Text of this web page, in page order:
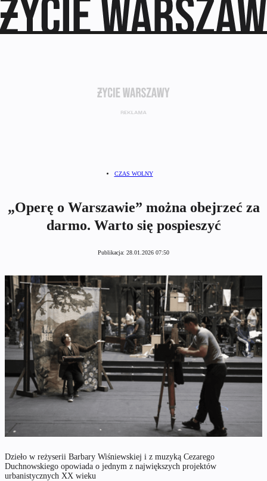
CZAS WOLNY
„Operę o Warszawie” można obejrzeć za
darmo. Warto się pospieszyć
Publikacja: 28.01.2026 07:50
Dzieło w reżyserii Barbary Wiśniewskiej i z muzyką Cezarego
Duchnowskiego opowiada o jednym z największych projektów
urbanistycznych XX wieku